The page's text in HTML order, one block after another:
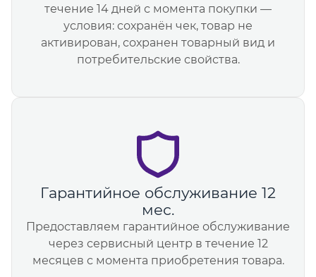
течение 14 дней с момента покупки —
условия: сохранён чек, товар не
активирован, сохранен товарный вид и
потребительские свойства.
Гарантийное обслуживание 12
мес.
Предоставляем гарантийное обслуживание
через сервисный центр в течение 12
месяцев с момента приобретения товара.